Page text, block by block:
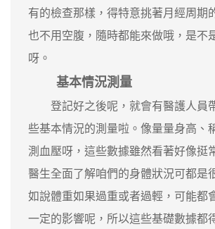
有的檢查那樣，得特意挑著月經周期
也不用空腹，隨時都能來做哦，是不
呀。
基本情況測量
登記好之後呢，就會有醫護人員
些基本情況的測量啦。像量量身高、
測血壓呀，這些數據雖然看著好像挺
醫生全面了解咱們的身體狀況可都是
如說體重如果過重或者過輕，可能都
一定的影響呢，所以這些基礎數據都